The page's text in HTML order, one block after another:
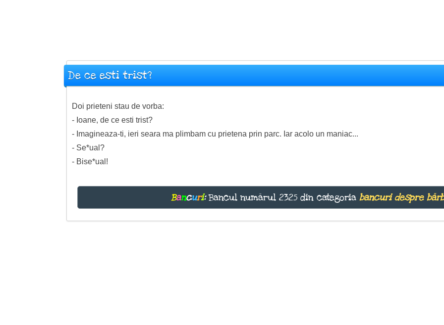
De ce esti trist?
Doi prieteni stau de vorba:
- Ioane, de ce esti trist?
- Imagineaza-ti, ieri seara ma plimbam cu prietena prin parc. Iar acolo un maniac...
- Se*ual?
- Bise*ual!
Bancuri:Bancul numărul 2325 din categoriabancuri despre